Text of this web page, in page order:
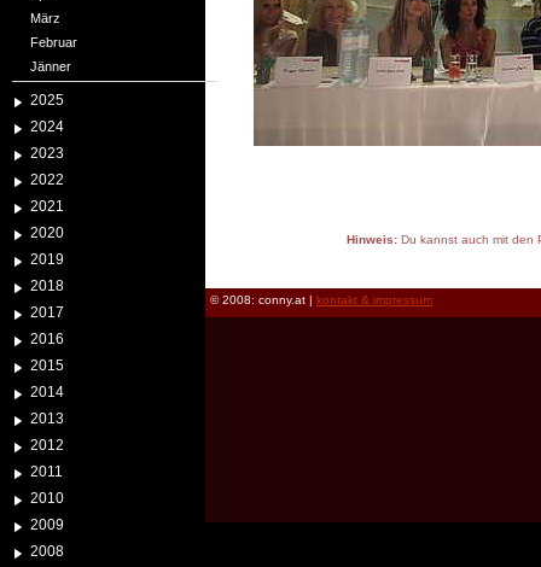
März
Februar
Jänner
2025
2024
2023
2022
2021
2020
2019
2018
2017
2016
2015
2014
2013
2012
2011
2010
2009
2008
Hinweis:Du kannst auch mit den
© 2008: conny.at | kontakt & impressum